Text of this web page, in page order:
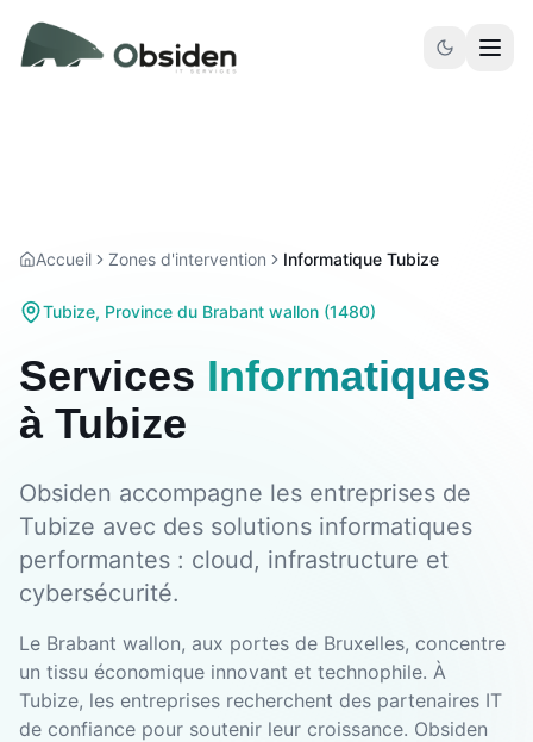
Accueil Zones d'intervention Informatique Tubize
Tubize, Province du Brabant wallon (1480)
Services Informatiques
à Tubize
Obsiden accompagne les entreprises de
Tubize avec des solutions informatiques
performantes : cloud, infrastructure et
cybersécurité.
Le Brabant wallon, aux portes de Bruxelles, concentre
un tissu économique innovant et technophile. À
Tubize, les entreprises recherchent des partenaires IT
de confiance pour soutenir leur croissance. Obsiden